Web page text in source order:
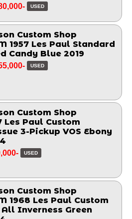
USED
Custom Shop
1957 Les Paul Standard
Candy Blue 2019
USED
Custom Shop
Les Paul Custom
3-Pickup VOS Ebony
USED
Custom Shop
1968 Les Paul Custom
All Inverness Green